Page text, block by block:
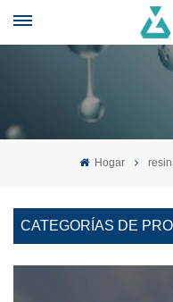
Hogar
CATEGORÍAS DE